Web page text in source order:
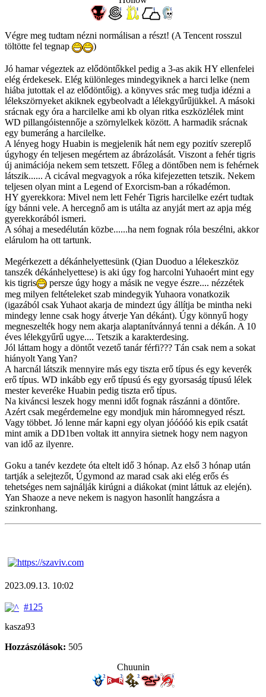
Végre meg tudtam nézni normálisan a részt! (A Tencent rosszul
töltötte fel tegnap
)
Jó hamar végeztek az elődöntőkkel pedig a 3-as akik HY ellenfelei
elég érdekesek. Elég különleges mindegyiknek a harci lelke (nem
hiába jutottak el az elődöntőig). a könyves srác meg tudja idézni a
lélekszörnyeket akiknek egybeolvadt a lélekgyűrűjükkel. A másoki
srácnak egy óra a harcilelke ami kb olyan ritka eszközlélek mint
WD pillangóistennője a szörnylelkek között. A harmadik srácnak
egy bumeráng a harcilelke.
A lényeg hogy Huabin is megjelenik hát nem egy pozitív szereplő
úgyhogy én teljesen megértem az ábrázolását. Viszont a fehér tigris
új animációja nekem sem tetszett. Főleg a döntőben nem is fehérnek
látszik...... A cicával megvagyok a róka kifejezetten tetszik. Nekem
teljesen olyan mint a Legend of Exorcism-ban a rókadémon.
HY gyerekkora: Mivel nem lett Fehér Tigris harcilelke ezért tudtak
így bánni vele. A hercegnő am is utálta az anyját mert az apja még
gyerekkorából ismeri.
A sóhaj a mesedélután közbe......ha nem fognak róla beszélni, akkor
elárulom ha ott tartunk.
Megérkezett a dékánhelyettesünk (Qian Duoduo a lélekeszköz
tanszék dékánhelyettese) is aki úgy fog harcolni Yuhaoért mint egy
kis tigris
persze úgy hogy a másik ne vegye észre.... nézzétek
meg milyen feltételeket szab mindegyik Yuhaora vonatkozik
(igazából csak Yuhaot akarja de mindezt úgy állítja be mintha neki
mindegy lenne csak hogy átverje Yan dékánt). Úgy könnyű hogy
megneszelték hogy nem akarja alaptanítvánnyá tenni a dékán. A 10
éves lélekgyűrű ugye.... Tetszik a karakterdesing.
Jól láttam hogy a döntőt vezető tanár férfi??? Tán csak nem a sokat
hiányolt Yang Yan?
A harcnál látszik mennyire más egy tiszta erő típus és egy keverék
erő típus. WD inkább egy erő típusú és egy gyorsaság típusú lélek
mester keveréke Huabin pedig tiszta erő típus.
Na kiváncsi leszek hogy menni időt fognak rászánni a döntőre.
Azért csak megérdemelne egy mondjuk min háromnegyed részt.
Vagy többet. Jó lenne már kapni egy olyan jóóóóó kis epik csatát
mint amik a DD1ben voltak itt annyira sietnek hogy nem nagyon
van idő az ilyenre.
Goku a tanév kezdete óta eltelt idő 3 hónap. Az első 3 hónap után
tartják a selejtezőt, Úgymond az marad csak aki elég erős és
tehetséges nem sajnálják kirúgni a diákokat (mint láttuk az elején).
Yan Shaoze a neve nekem is nagyon hasonlít hangzásra a
szinkronhang.
2023.09.13. 10:02
#125
kasza93
Hozzászólások: 505
Chuunin